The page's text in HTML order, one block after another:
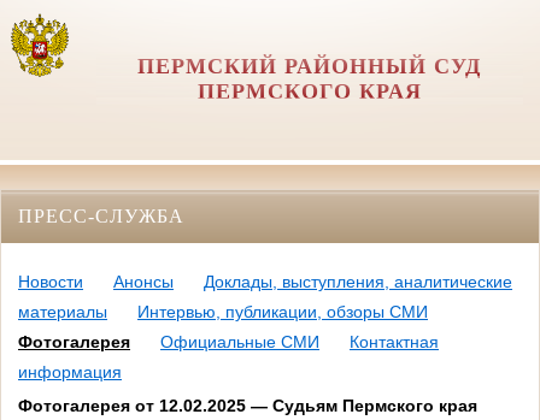
ПЕРМСКИЙ РАЙОННЫЙ СУД
ПЕРМСКОГО КРАЯ
ПРЕСС-СЛУЖБА
Новости Анонсы
Доклады, выступления, аналитические
материалы
Интервью, публикации, обзоры СМИ
Фотогалерея
Официальные СМИ
Контактная
информация
Фотогалерея от 12.02.2025 — Судьям Пермского края